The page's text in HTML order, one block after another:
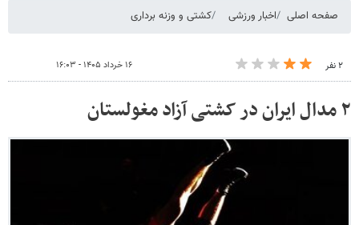
صفحه اصلی اخبار ورزشی کشتی و وزنه‌ برداری
۲ نفر ۱۶ خرداد ۱۴۰۵ - ۱۶:۰۳
۲ مدال ایران در کشتی آزاد مغولستان